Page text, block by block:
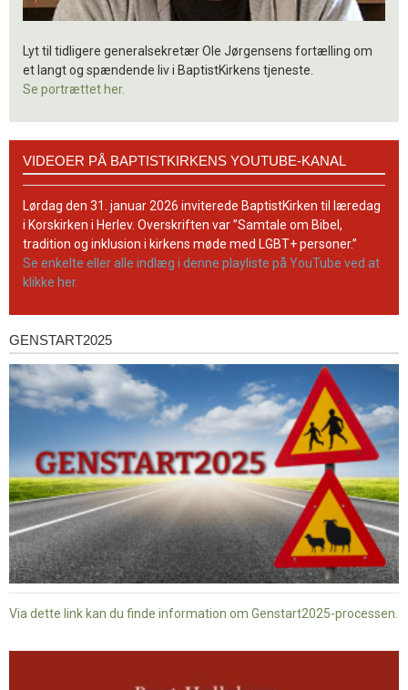
Lyt til tidligere generalsekretær Ole Jørgensens fortælling om
et langt og spændende liv i BaptistKirkens tjeneste.
Se portrættet her.
BaptistKirkens
YouTube-
kanal
VIDEOER PÅ BAPTISTKIRKENS YOUTUBE-KANAL
Lørdag den 31. januar 2026 inviterede BaptistKirken til læredag
i Korskirken i Herlev. Overskriften var ”Samtale om Bibel,
tradition og inklusion i kirkens møde med LGBT+ personer.”
Se enkelte eller alle indlæg i denne playliste på YouTube ved at
klikke her.
Genstart2025
GENSTART2025
Via dette link kan du finde information om Genstart2025-processen.